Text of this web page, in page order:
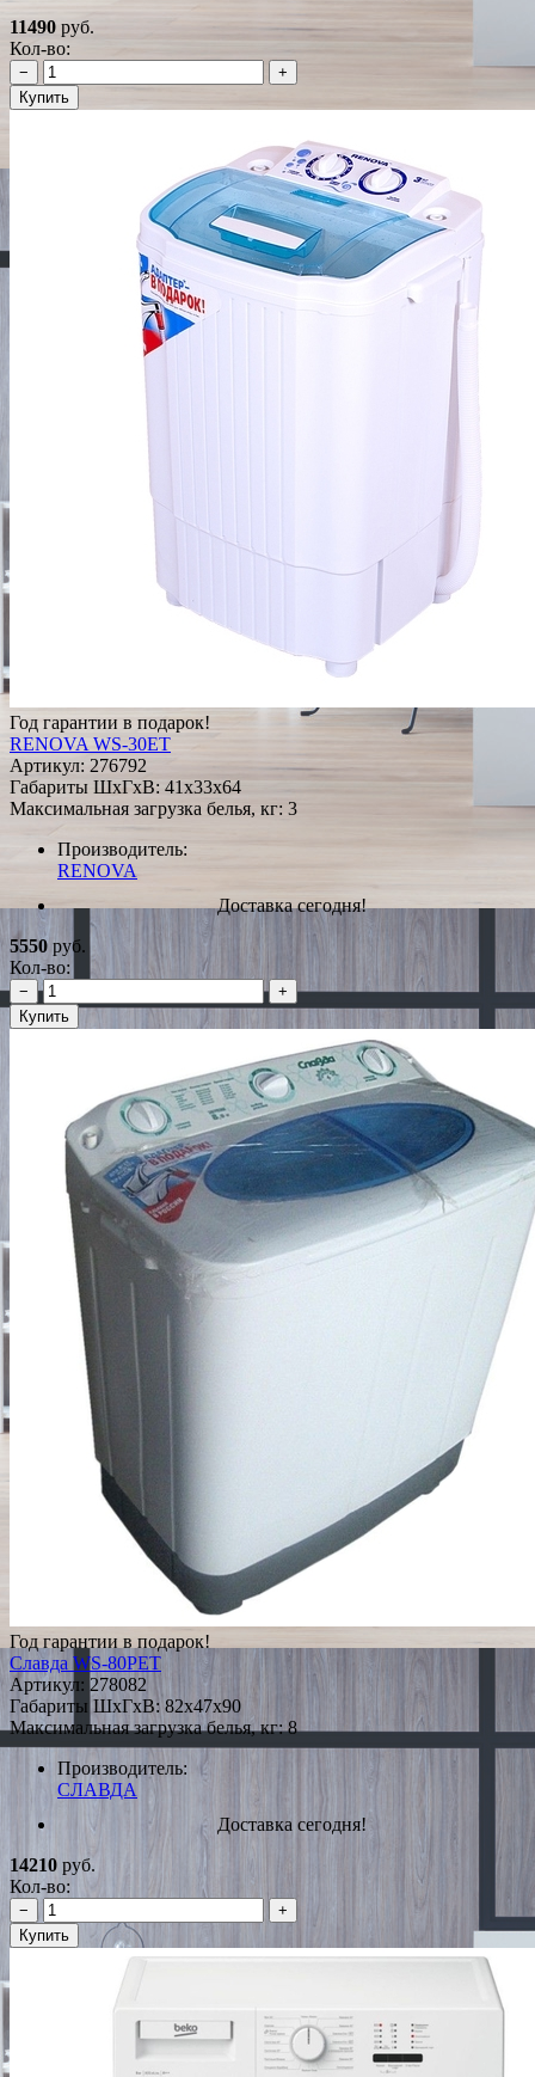
11490 руб.
Кол-во:
−
+
Купить
Год гарантии в подарок!
RENOVA WS-30ET
Артикул: 276792
Габариты ШxГxВ: 41x33x64
Максимальная загрузка белья, кг: 3
Производитель:
RENOVA
Доставка сегодня!
5550 руб.
Кол-во:
−
+
Купить
Год гарантии в подарок!
Славда WS-80PET
Артикул: 278082
Габариты ШxГxВ: 82x47x90
Максимальная загрузка белья, кг: 8
Производитель:
СЛАВДА
Доставка сегодня!
14210 руб.
Кол-во:
−
+
Купить